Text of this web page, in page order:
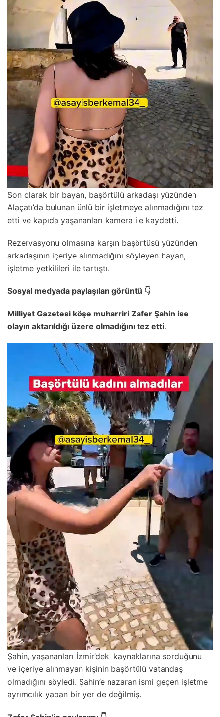
Son olarak bir bayan, başörtülü arkadaşı yüzünden
Alaçatı’da bulunan ünlü bir işletmeye alınmadığını tez
etti ve kapıda yaşananları kamera ile kaydetti.
Rezervasyonu olmasına karşın başörtüsü yüzünden
arkadaşının içeriye alınmadığını söyleyen bayan,
işletme yetkilileri ile tartıştı.
Sosyal medyada paylaşılan görüntü 👇
Milliyet Gazetesi köşe muharriri Zafer Şahin ise
olayın aktarıldığı üzere olmadığını tez etti.
Şahin, yaşananları İzmir’deki kaynaklarına sorduğunu
ve içeriye alınmayan kişinin başörtülü vatandaş
olmadığını söyledi. Şahin’e nazaran ismi geçen işletme
ayrımcılık yapan bir yer de değilmiş.